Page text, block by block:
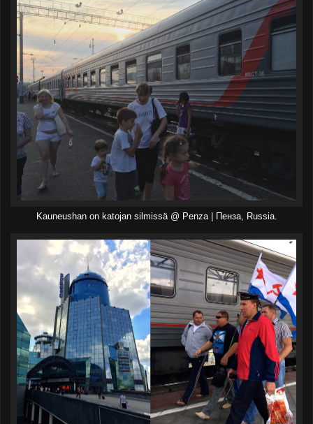
Kauneushan on katojan silmissä @ Penza | Пенза, Russia.